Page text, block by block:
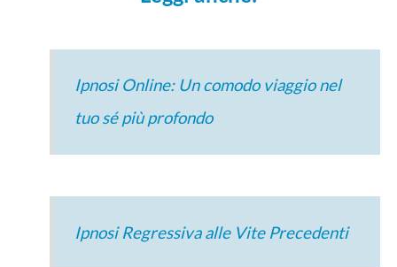
Ipnosi Online: Un comodo viaggio nel
tuo sé più profondo
Ipnosi Regressiva alle Vite Precedenti